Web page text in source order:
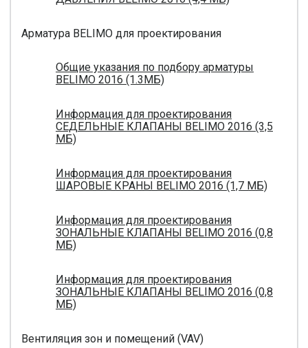
Арматура BELIMO для проектирования
Общие указания по подбору арматуры
BELIMO 2016 (1.3МБ)
Информация для проектирования
СЕДЕЛЬНЫЕ КЛАПАНЫ BELIMO 2016 (3,5
МБ)
Информация для проектирования
ШАРОВЫЕ КРАНЫ BELIMO 2016 (1,7 МБ)
Информация для проектирования
ЗОНАЛЬНЫЕ КЛАПАНЫ BELIMO 2016 (0,8
МБ)
Информация для проектирования
ЗОНАЛЬНЫЕ КЛАПАНЫ BELIMO 2016 (0,8
МБ)
Вентиляция зон и помещений (VAV)